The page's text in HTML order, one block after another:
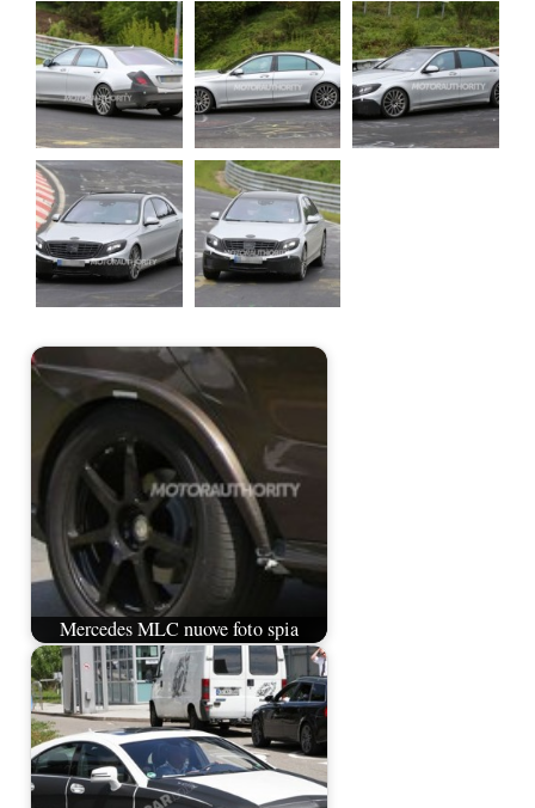
Mercedes MLC nuove foto spia